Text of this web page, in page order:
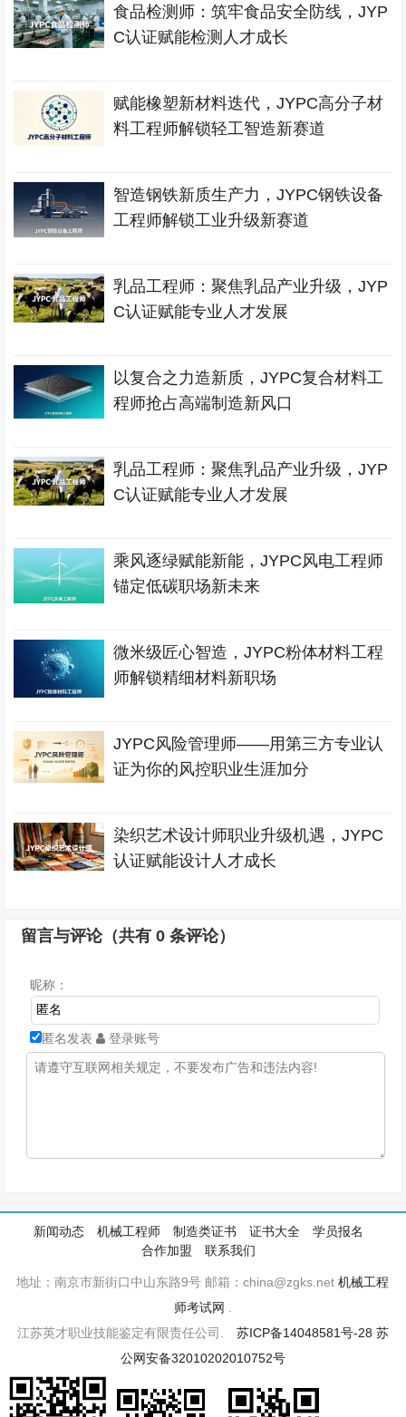
食品检测师：筑牢食品安全防线，JYP
C认证赋能检测人才成长
赋能橡塑新材料迭代，JYPC高分子材
料工程师解锁轻工智造新赛道
智造钢铁新质生产力，JYPC钢铁设备
工程师解锁工业升级新赛道
乳品工程师：聚焦乳品产业升级，JYP
C认证赋能专业人才发展
以复合之力造新质，JYPC复合材料工
程师抢占高端制造新风口
乳品工程师：聚焦乳品产业升级，JYP
C认证赋能专业人才发展
乘风逐绿赋能新能，JYPC风电工程师
锚定低碳职场新未来
微米级匠心智造，JYPC粉体材料工程
师解锁精细材料新职场
JYPC风险管理师——用第三方专业认
证为你的风控职业生涯加分
染织艺术设计师职业升级机遇，JYPC
认证赋能设计人才成长
留言与评论（共有0 条评论）
昵称：
匿名发表 登录账号
新闻动态 机械工程师 制造类证书 证书大全
学员报名
合作加盟
联系我们
地址：南京市新街口中山东路9号 邮箱：china@zgks.net机械工程
师考试网
江苏英才职业技能鉴定有限责任公司. 苏ICP备14048581号-28 苏
公网安备32010202010752号